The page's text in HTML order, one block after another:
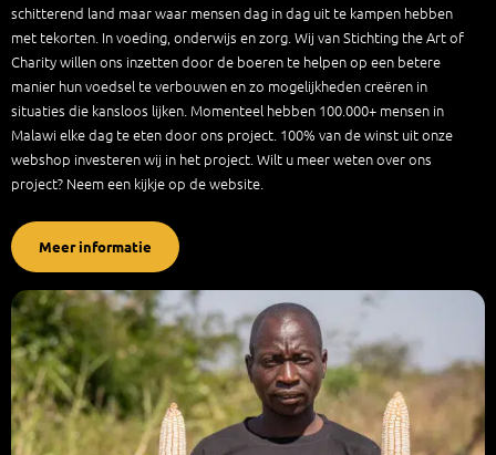
schitterend land maar waar mensen dag in dag uit te kampen hebben
met tekorten. In voeding, onderwijs en zorg. Wij van Stichting the Art of
Charity willen ons inzetten door de boeren te helpen op een betere
manier hun voedsel te verbouwen en zo mogelijkheden creëren in
situaties die kansloos lijken. Momenteel hebben 100.000+ mensen in
Malawi elke dag te eten door ons project. 100% van de winst uit onze
webshop investeren wij in het project. Wilt u meer weten over ons
project? Neem een kijkje op de website.
Meer informatie